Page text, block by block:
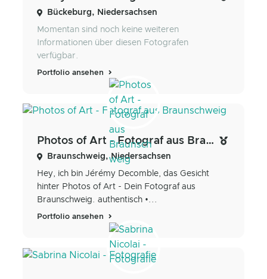
Bückeburg, Niedersachsen
Momentan sind noch keine weiteren
Informationen über diesen Fotografen
verfügbar.
Portfolio ansehen
Photos of Art - Fotograf aus Braunschweig
Braunschweig, Niedersachsen
Hey, ich bin Jérémy Decomble, das Gesicht
hinter Photos of Art - Dein Fotograf aus
Braunschweig. authentisch •...
Portfolio ansehen